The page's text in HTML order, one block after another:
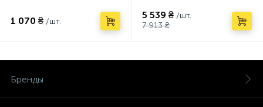
1 070 ₴ /шт.
5 539 ₴ /шт.
7 913 ₴
Бренды